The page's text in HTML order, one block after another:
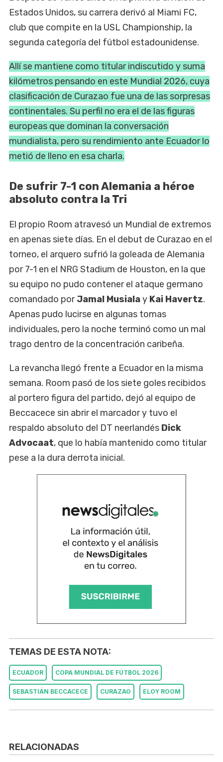
Estados Unidos, su carrera derivó al Miami FC,
club que compite en la USL Championship, la
segunda categoría del fútbol estadounidense.
Allí se mantiene como titular indiscutido y suma
kilómetros pensando en este Mundial 2026, cuya
clasificación de Curazao fue una de las sorpresas
continentales. Su perfil no era el de las figuras
europeas que dominan la conversación
mundialista, pero su rendimiento ante Ecuador lo
metió de lleno en esa charla.
De sufrir 7-1 con Alemania a héroe
absoluto contra la Tri
El propio Room atravesó un Mundial de extremos
en apenas siete días. En el debut de Curazao en el
torneo, el arquero sufrió la goleada de Alemania
por 7-1 en el NRG Stadium de Houston, en la que
su equipo no pudo contener el ataque germano
comandado porJamal Musialay Kai Havertz.
Apenas pudo lucirse en algunas tomas
individuales, pero la noche terminó como un mal
trago dentro de la concentración caribeña.
La revancha llegó frente a Ecuador en la misma
semana. Room pasó de los siete goles recibidos
al portero figura del partido, dejó al equipo de
Beccacece sin abrir el marcador y tuvo el
respaldo absoluto del DT neerlandés Dick
Advocaat, que lo había mantenido como titular
pese a la dura derrota inicial.
TEMAS DE ESTA NOTA:
ECUADOR COPA MUNDIAL DE FÚTBOL 2026
SEBASTIÁN BECCACECE CURAZAO ELOY ROOM
RELACIONADAS